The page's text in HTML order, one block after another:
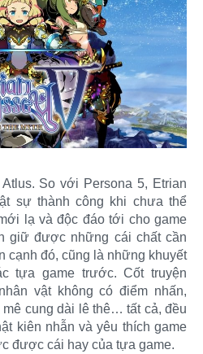
So với Persona 5, Etrian
sự thành công khi chưa thể
lạ và độc đáo tới cho game
giữ được những cái chất cần
cạnh đó, cũng là những khuyết
tựa game trước. Cốt truyện
vật không có điểm nhấn,
cung dài lê thê… tất cả, đều
kiên nhẫn và yêu thích game
được cái hay của tựa game.